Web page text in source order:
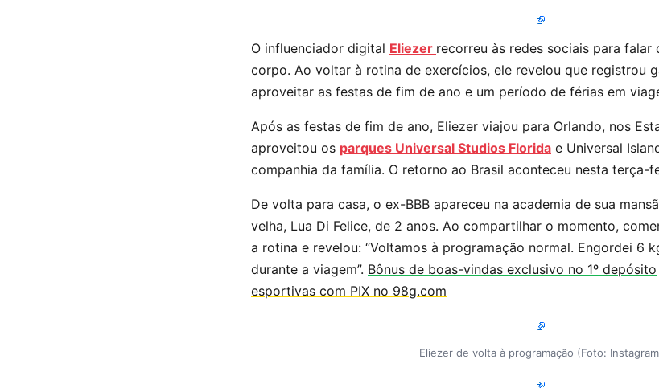
O influenciador digital Eliezer recorreu às redes sociais para
corpo. Ao voltar à rotina de exercícios, ele revelou que registrou
aproveitar as festas de fim de ano e um período de férias em
Após as festas de fim de ano, Eliezer viajou para Orlando, nos
aproveitou os parques Universal Studios Florida e Universal
companhia da família. O retorno ao Brasil aconteceu nesta terça-
De volta para casa, o ex-BBB apareceu na academia de sua
velha, Lua Di Felice, de 2 anos. Ao compartilhar o momento,
a rotina e revelou: “Voltamos à programação normal. Engordei 6
durante a viagem”. Bônus de boas-vindas exclusivo no 1º depósito
esportivas com PIX no 98g.com
Eliezer de volta à programação (Foto: